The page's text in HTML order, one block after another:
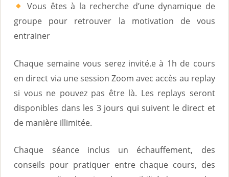
Vous êtes à la recherche d’une dynamique de
groupe pour retrouver la motivation de vous
entrainer
Chaque semaine vous serez invité.e à 1h de cours
en direct via une session Zoom avec accès au replay
si vous ne pouvez pas être là. Les replays seront
disponibles dans les 3 jours qui suivent le direct et
de manière illimitée.
Chaque séance inclus un échauffement, des
conseils pour pratiquer entre chaque cours, des